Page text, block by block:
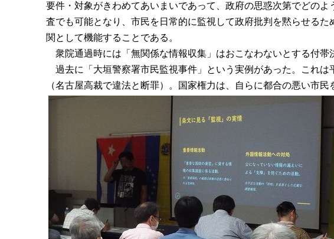
要件・対象がきわめてあいまいであって、政府の思惑次第でどのよ
査でも可能となり、市民を日常的に監視して政府批判を黙らせるた
関として機能することである。
衆院通過時には「無関係な情報収集」はおこなわないとする付帯
過去に「大垣警察署市民監視事件」という実例があった。これは
（名古屋高裁で違法と断罪）。国家権力は、自らに都合の悪い市民